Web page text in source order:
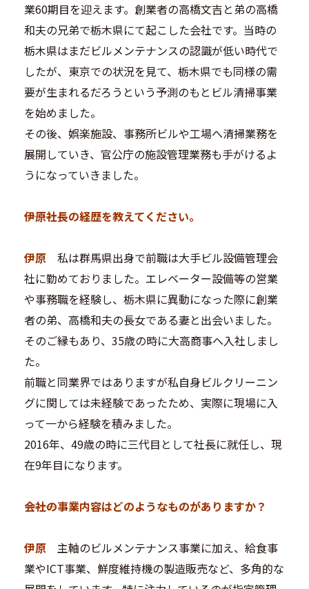
業60期目を迎えます。創業者の高橋文吉と弟の高橋
和夫の兄弟で栃木県にて起こした会社です。当時の
栃木県はまだビルメンテナンスの認識が低い時代で
したが、東京での状況を見て、栃木県でも同様の需
要が生まれるだろうという予測のもとビル清掃事業
を始めました。
その後、娯楽施設、事務所ビルや工場へ清掃業務を
展開していき、官公庁の施設管理業務も手がけるよ
うになっていきました。
―――伊原社長の経歴を教えてください。
伊原 私は群馬県出身で前職は大手ビル設備管理会
社に勤めておりました。エレベーター設備等の営業
や事務職を経験し、栃木県に異動になった際に創業
者の弟、高橋和夫の長女である妻と出会いました。
そのご縁もあり、35歳の時に大高商事へ入社しまし
た。
前職と同業界ではありますが私自身ビルクリーニン
グに関しては未経験であったため、実際に現場に入
って一から経験を積みました。
2016年、49歳の時に三代目として社長に就任し、現
在9年目になります。
―――会社の事業内容はどのようなものがありますか？
伊原 主軸のビルメンテナンス事業に加え、給食事
業やICT事業、鮮度維持機の製造販売など、多角的な